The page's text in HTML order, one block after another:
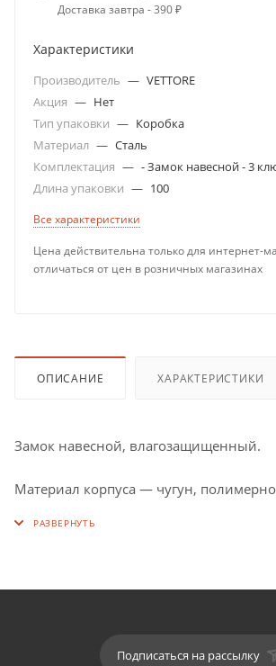
Доставка завтра - 390 ₽
Характеристики
Производитель — VETTORE
Акция — Нет
Тип упаковки — Коробка
Материал — Сталь
Комплектация — - Замок навесной - 3
Длина упаковки — 100
Все характеристики
Цена действительна только для интернет-
отличаться от цен в розничных магазинах
ОПИСАНИЕ ХАРАКТЕРИСТИКИ
Замок навесной, влагозащищенный.
Материал корпуса — чугун,
Подписаться на рассылку